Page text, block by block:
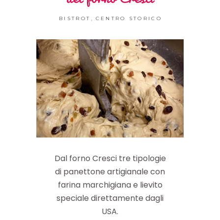
BISTROT CENTRO STORICO
Dal forno Cresci tre tipologie
di panettone artigianale con
farina marchigiana e lievito
speciale direttamente dagli
USA.